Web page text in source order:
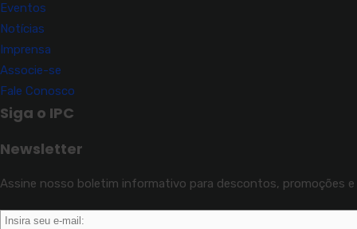
Eventos
Notícias
Imprensa
Associe-se
Fale Conosco
Siga o IPC
Newsletter
Assine nosso boletim informativo para descontos, promoções e